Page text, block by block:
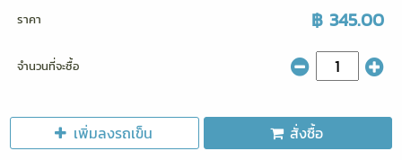
ราคา ฿ 345.00
จำนวนที่จะซื้อ
เพิ่มลงรถเข็น สั่งซื้อ